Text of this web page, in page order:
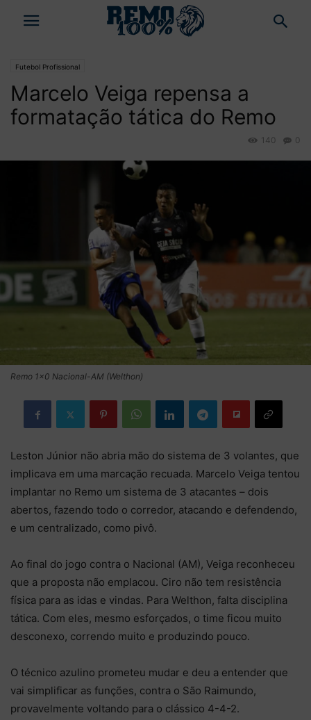
Futebol Profissional
Marcelo Veiga repensa a
formatação tática do Remo
0
140
Remo 1x0 Nacional-AM (Welthon)
Leston Júnior não abria mão do sistema de 3 volantes, que
implicava em uma marcação recuada. Marcelo Veiga tentou
implantar no Remo um sistema de 3 atacantes – dois
abertos, fazendo todo o corredor, atacando e defendendo,
e um centralizado, como pivô.
Ao final do jogo contra o Nacional (AM), Veiga reconheceu
que a proposta não emplacou. Ciro não tem resistência
física para as idas e vindas. Para Welthon, falta disciplina
tática. Com eles, mesmo esforçados, o time ficou muito
desconexo, correndo muito e produzindo pouco.
O técnico azulino prometeu mudar e deu a entender que
vai simplificar as funções, contra o São Raimundo,
provavelmente voltando para o clássico 4-4-2.